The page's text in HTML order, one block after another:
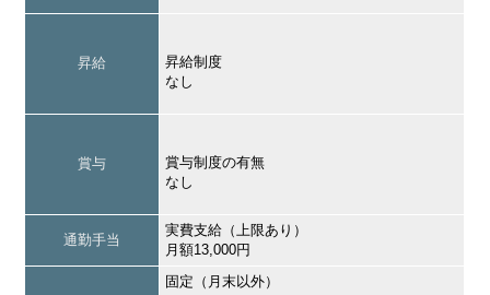
昇給
昇給制度
なし
賞与
賞与制度の有無
なし
通勤手当
実費支給（上限あり）
月額13,000円
固定（月末以外）